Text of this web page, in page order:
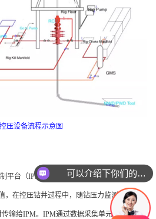
控压设备流程示意图
平台（IPM）中设置一个高于地层孔隙压力
，在控压钻井过程中，随钻压力监测系统
传输给IPM。IPM通过数据采集单元获取钻井
可以介绍下你们的产品么